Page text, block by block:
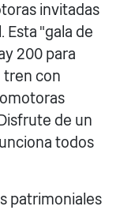
invitadas
Esta "gala de
200 para
tren con
de un
todos
patrimoniales